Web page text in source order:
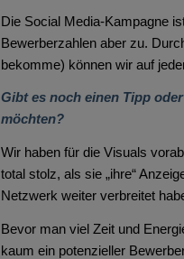
Die Social Media-Kampagne
Bewerberzahlen aber zu.
bekomme) können wir auf
Gibt es noch einen Tipp
möchten?
Wir haben für die Visuals
total stolz, als sie „ihre“
Netzwerk weiter verbreitet
Bevor man viel Zeit und
kaum ein potenzieller